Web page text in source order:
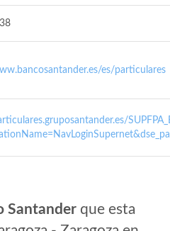
es/particulares
Santander que esta